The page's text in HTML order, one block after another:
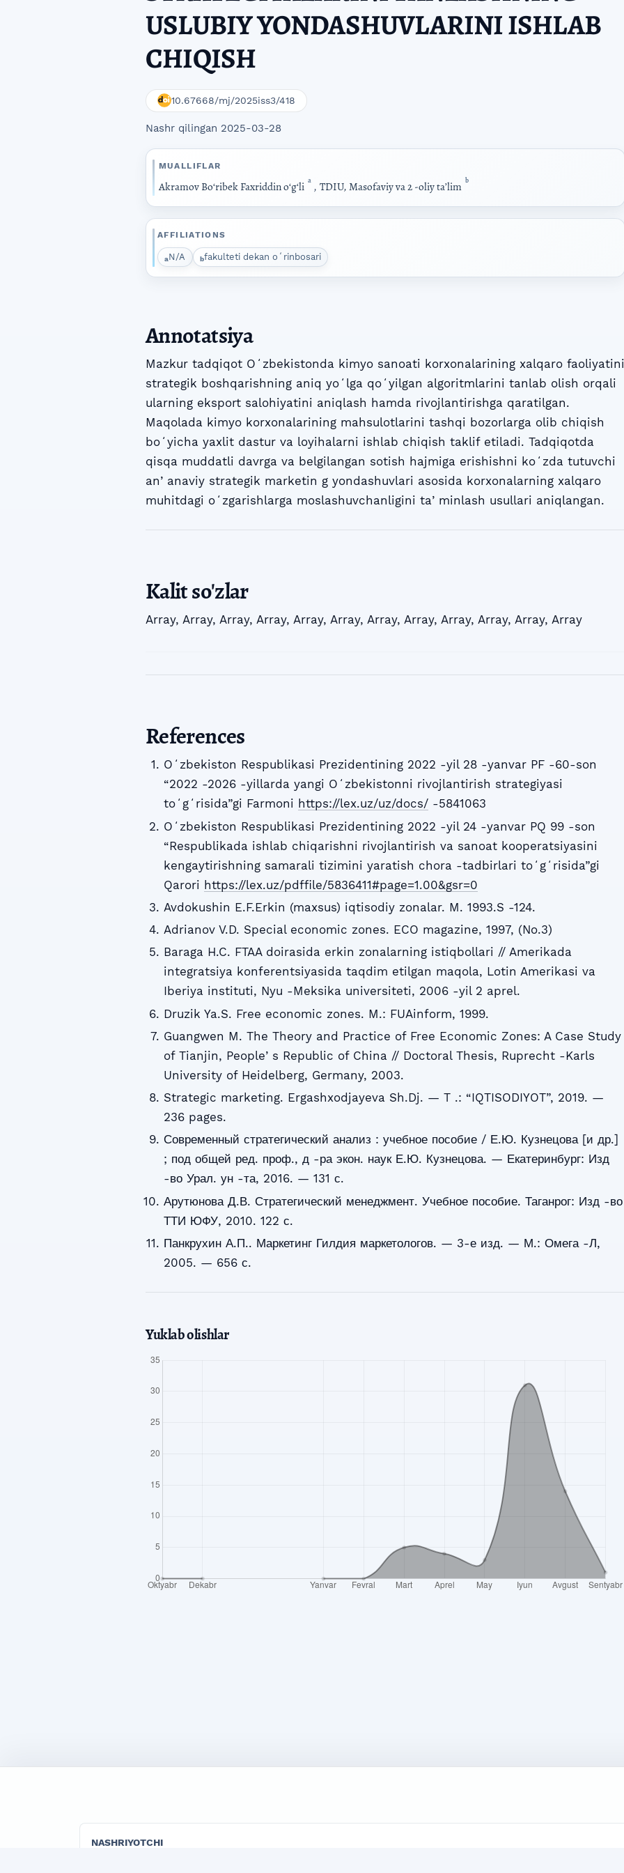
USLUBIY YONDASHUVLARINI ISHLAB
CHIQISH
10.67668/mj/2025iss3/418
Nashr qilingan 2025-03-28
MUALLIFLAR
Akramov Boʻribek Faxriddin oʻgʻli a , TDIU, Masofaviy va 2 -oliy taʼlim b
AFFILIATIONS
aN/A bfakulteti dekan oʻrinbosari
Annotatsiya
Mazkur tadqiqot Oʻzbekistonda kimyo sanoati korxonalarining xalqaro faoliyatini
strategik boshqarishning aniq yoʻlga qoʻyilgan algoritmlarini tanlab olish orqali
ularning eksport salohiyatini aniqlash hamda rivojlantirishga qaratilgan.
Maqolada kimyo korxonalarining mahsulotlarini tashqi bozorlarga olib chiqish
boʻyicha yaxlit dastur va loyihalarni ishlab chiqish taklif etiladi. Tadqiqotda
qisqa muddatli davrga va belgilangan sotish hajmiga erishishni koʻzda tutuvchi
anʼanaviy strategik marketin g yondashuvlari asosida korxonalarning xalqaro
muhitdagi oʻzgarishlarga moslashuvchanligini taʼminlash usullari aniqlangan.
Kalit so'zlar
Array, Array, Array, Array, Array, Array, Array, Array, Array, Array, Array, Array
References
Oʻzbekiston Respublikasi Prezidentining 2022 -yil 28 -yanvar PF -60-son
“2022 -2026 -yillarda yangi Oʻzbekistonni rivojlantirish strategiyasi
toʻgʻrisida”gi Farmoni https://lex.uz/uz/docs/-5841063
Oʻzbekiston Respublikasi Prezidentining 2022 -yil 24 -yanvar PQ 99 -son
“Respublikada ishlab chiqarishni rivojlantirish va sanoat kooperatsiyasini
kengaytirishning samarali tizimini yaratish chora -tadbirlari toʻgʻrisida”gi
Qarori https://lex.uz/pdffile/5836411#page=1.00&gsr=0
Avdokushin E.F.Erkin (maxsus) iqtisodiy zonalar. M. 1993.S -124.
Adrianov V.D. Special economic zones. ECO magazine, 1997, (No.3)
Baraga H.C. FTAA doirasida erkin zonalarning istiqbollari // Amerikada
integratsiya konferentsiyasida taqdim etilgan maqola, Lotin Amerikasi va
Iberiya instituti, Nyu -Meksika universiteti, 2006 -yil 2 aprel.
Druzik Ya.S. Free economic zones. M.: FUAinform, 1999.
Guangwen M. The Theory and Practice of Free Economic Zones: A Case Study
of Tianjin, Peopleʼs Republic of China // Doctoral Thesis, Ruprecht -Karls
University of Heidelberg, Germany, 2003.
Strategic marketing. Ergashxodjayeva Sh.Dj. — T .: “IQTISODIYOT”, 2019. —
236 pages.
Современный стратегический анализ : учебное пособие / Е.Ю. Кузнецова [и др.]
; под общей ред. проф., д -ра экон. наук Е.Ю. Кузнецова. — Екатеринбург: Изд
-во Урал. ун -та, 2016. — 131 с.
Арутюнова Д.В. Стратегический менеджмент. Учебное пособие. Таганрог: Изд -во
ТТИ ЮФУ, 2010. 122 с.
Панкрухин А.П.. Маркетинг Гилдия маркетологов. — 3-е изд. — М.: Омега -Л,
2005. — 656 с.
Yuklab olishlar
NASHRIYOTCHI